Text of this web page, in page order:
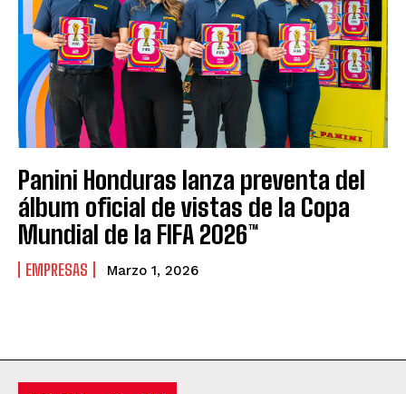
Panini Honduras lanza preventa del
álbum oficial de vistas de la Copa
Mundial de la FIFA 2026™
EMPRESAS Marzo 1, 2026